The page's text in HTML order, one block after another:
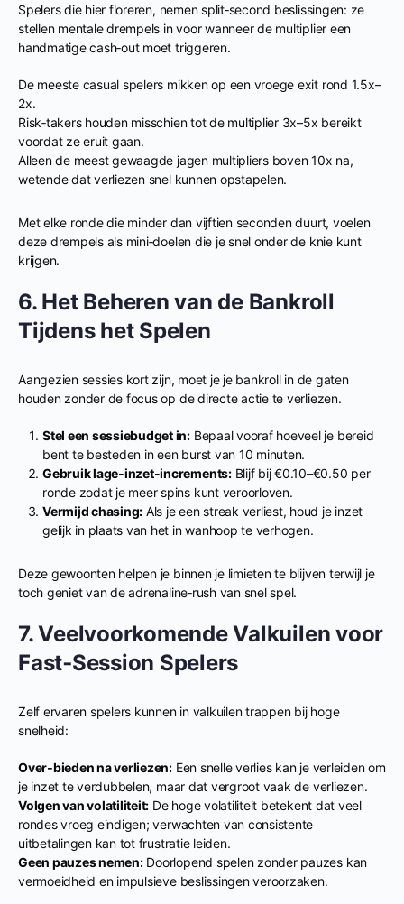
Spelers die hier floreren, nemen split‑second beslissingen: ze
stellen mentale drempels in voor wanneer de multiplier een
handmatige cash‑out moet triggeren.
De meeste casual spelers mikken op een vroege exit rond 1.5x–
2x.
Risk‑takers houden misschien tot de multiplier 3x–5x bereikt
voordat ze eruit gaan.
Alleen de meest gewaagde jagen multipliers boven 10x na,
wetende dat verliezen snel kunnen opstapelen.
Met elke ronde die minder dan vijftien seconden duurt, voelen
deze drempels als mini‑doelen die je snel onder de knie kunt
krijgen.
6. Het Beheren van de Bankroll
Tijdens het Spelen
Aangezien sessies kort zijn, moet je je bankroll in de gaten
houden zonder de focus op de directe actie te verliezen.
Stel een sessiebudget in: Bepaal vooraf hoeveel je bereid
bent te besteden in een burst van 10 minuten.
Gebruik lage‑inzet‑increments:Blijf bij €0.10–€0.50 per
ronde zodat je meer spins kunt veroorloven.
Vermijd chasing: Als je een streak verliest, houd je inzet
gelijk in plaats van het in wanhoop te verhogen.
Deze gewoonten helpen je binnen je limieten te blijven terwijl je
toch geniet van de adrenaline‑rush van snel spel.
7. Veelvoorkomende Valkuilen voor
Fast‑Session Spelers
Zelf ervaren spelers kunnen in valkuilen trappen bij hoge
snelheid:
Over‑bieden na verliezen: Een snelle verlies kan je verleiden om
je inzet te verdubbelen, maar dat vergroot vaak de verliezen.
Volgen van volatiliteit: De hoge volatiliteit betekent dat veel
rondes vroeg eindigen; verwachten van consistente
uitbetalingen kan tot frustratie leiden.
Geen pauzes nemen:Doorlopend spelen zonder pauzes kan
vermoeidheid en impulsieve beslissingen veroorzaken.